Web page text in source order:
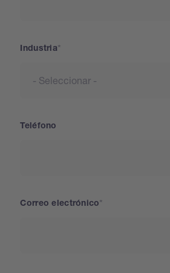
Industria
Teléfono
Correo electrónico